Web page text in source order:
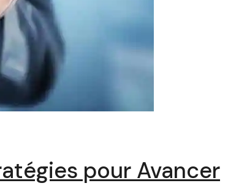
pour Avancer